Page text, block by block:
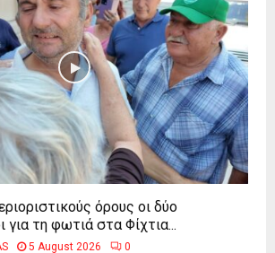
όρους οι δύο
για τη φωτιά στα Φίχτια...
5 August 2026 0